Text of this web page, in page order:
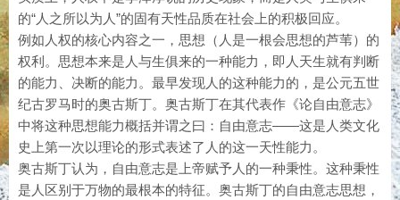
的“人之所以为人”的固有天性品质在社会上的积极回应。
例如人权的核心内容之一，思想（人是一根会思想的芦苇）的
权利。思想本来是人与生俱来的一种能力，即人天生就有判断
的能力、决断的能力。最早发现人的这种能力的，是公元五世
纪古罗马时的奥古斯丁。奥古斯丁在其代表作《论自由意志》
中将这种思想能力概括并谓之曰：自由意志——这是人类文化
史上第一次以理论的形式表述了人的这一天性能力。
奥古斯丁认为，自由意志是上帝赋予人的一种秉性。这种秉性
是人区别于万物的最根本的特征。奥古斯丁的自由意志思想，